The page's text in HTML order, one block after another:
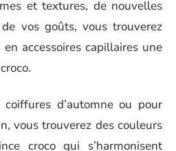
et textures, de nouvelles
vos goûts, vous trouverez
accessoires capillaires une
d’automne ou pour
vous trouverez des couleurs
croco qui s’harmonisent